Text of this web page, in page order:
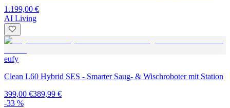
1.199,00 €
AI Living
eufy
Clean L60 Hybrid SES - Smarter Saug- & Wischroboter mit Station
399,00 €389,99 €
-33 %